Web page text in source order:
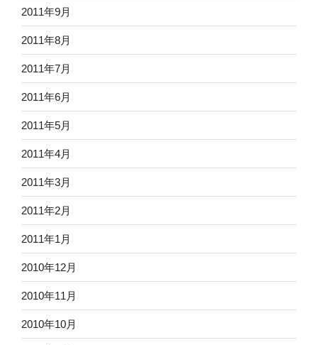
2011年9月
2011年8月
2011年7月
2011年6月
2011年5月
2011年4月
2011年3月
2011年2月
2011年1月
2010年12月
2010年11月
2010年10月